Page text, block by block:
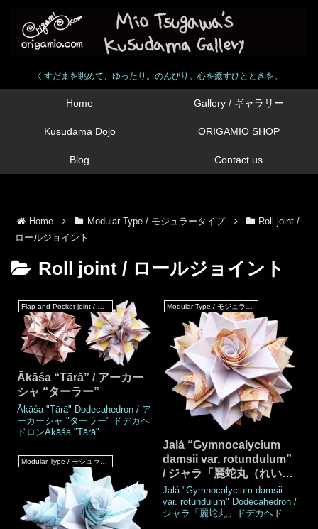
くすだまを眺めて、ゆったり。のんびり。心を癒すひとときを。
Home Gallery / ギャラリー
Kusudama Dōjō ORIGAMIO SHOP
Blog Contact us
Home Modular Type / モジュラータイプ
Roll joint /
ロールジョイント
Roll joint / ロールジョイント
Ākāśa “Tārā” / アーカー
シャ “ターラー”
Ākāśa "Tārā" Dodecahedron / ア
ーカーシャ "ターラー" ドデカヘ
ドロンĀkāśa "Tārā"
ーラー" イコサヘドロンWork's
DataAuthorMio
TsugawaCreatedDec.2021Made
Dec.2021DrawingJan.2022Numb
er of parts60 piecesPaper
size7.5 cm (Square
paper)Joining materialsN
Jalá “Gymnocalycium
damsii var. rotundulum”
/ ジャラ「麗蛇丸（れいじ
ゃまる・れいだまる）」
Jalá "Gymnocalycium damsii
var. rotundulum" Dodecahedron /
ジャラ「麗蛇丸」ドデカヘドロ